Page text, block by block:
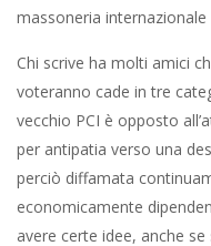
massoneria
Chi scrive ha molti amici
voteranno cade in tre
vecchio PCI è opposto
per antipatia verso una
perciò diffamata
economicamente
avere certe idee, anche